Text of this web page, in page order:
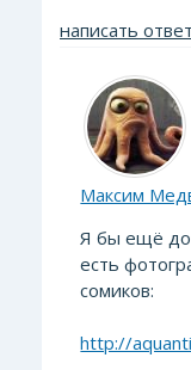
написать ответ
Максим
Я бы ещё
есть
сомиков:
http://